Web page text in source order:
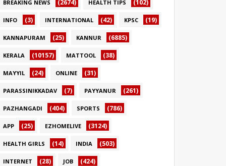
BREAKING NEWS (2674) HEALTH TIPS (102)
INFO (3) INTERNATIONAL (42) KPSC (19)
KANNAPURAM (25) KANNUR (6885)
KERALA (10157) MATTOOL (38)
MAYYIL (24) ONLINE (31)
PARASSINIKKADAV (7) PAYYANUR (261)
PAZHANGADI (404) SPORTS (786)
APP (25) EZHOMELIVE (3124)
HEALTH GIRLS (14) INDIA (503)
INTERNET (28) JOB (424)